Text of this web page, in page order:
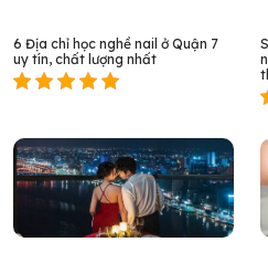
6 Địa chỉ học nghề nail ở Quận 7
uy tín, chất lượng nhất